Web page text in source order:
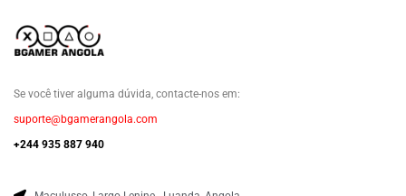
Se você tiver alguma dúvida, contacte-nos em:
suporte@bgamerangola.com
+244 935 887 940